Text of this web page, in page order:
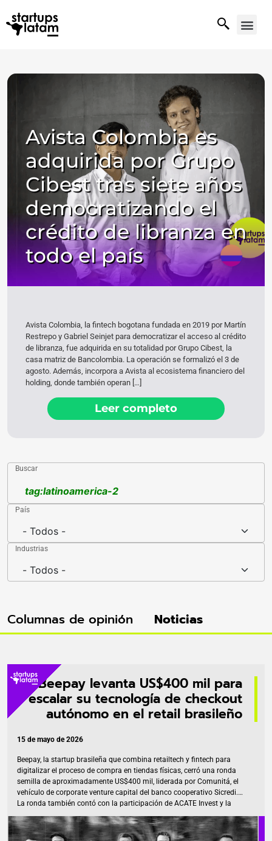
Avista Colombia es
adquirida por Grupo
Cibest tras siete años
democratizando el
crédito de libranza en
todo el país
Avista Colombia, la fintech bogotana fundada en 2019 por Martín
Restrepo y Gabriel Seinjet para democratizar el acceso al crédito
de libranza, fue adquirida en su totalidad por Grupo Cibest, la
casa matriz de Bancolombia. La operación se formalizó el 3 de
agosto. Además, incorpora a Avista al ecosistema financiero del
holding, donde también operan […]
Leer completo
Buscar
País
Industrias
Columnas de opinión Noticias
Beepay levanta US$400 mil para
escalar su tecnología de checkout
autónomo en el retail brasileño
15 de mayo de 2026
Beepay, la startup brasileña que combina retailtech y fintech para
digitalizar el proceso de compra en tiendas físicas, cerró una ronda
semilla de aproximadamente US$400 mil, liderada por Comunitá, el
vehículo de corporate venture capital del banco cooperativo Sicredi.
La ronda también contó con la participación de ACATE Invest y la
aceleradora Ventiur, que ya habían acompañado el desarrollo de la
compañía en etapas previas. La startup fue fundada por Renata
Costa, quien lidera la compañía como CEO con la visión de construir